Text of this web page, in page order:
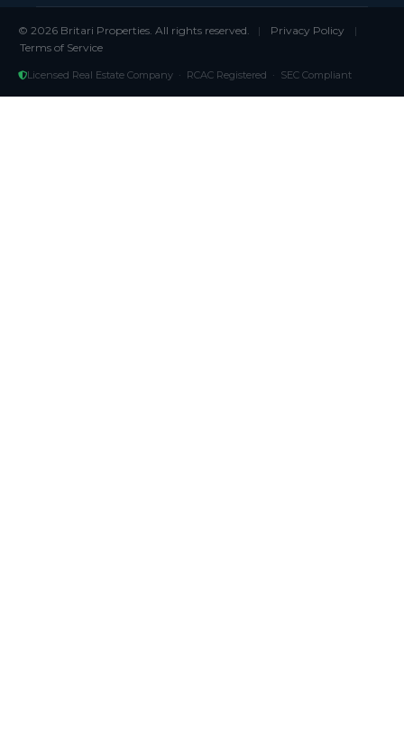
© 2026 Britari Properties. All rights reserved. | Privacy Policy
|
Terms of Service
Licensed Real Estate Company · RCAC Registered · SEC Compliant